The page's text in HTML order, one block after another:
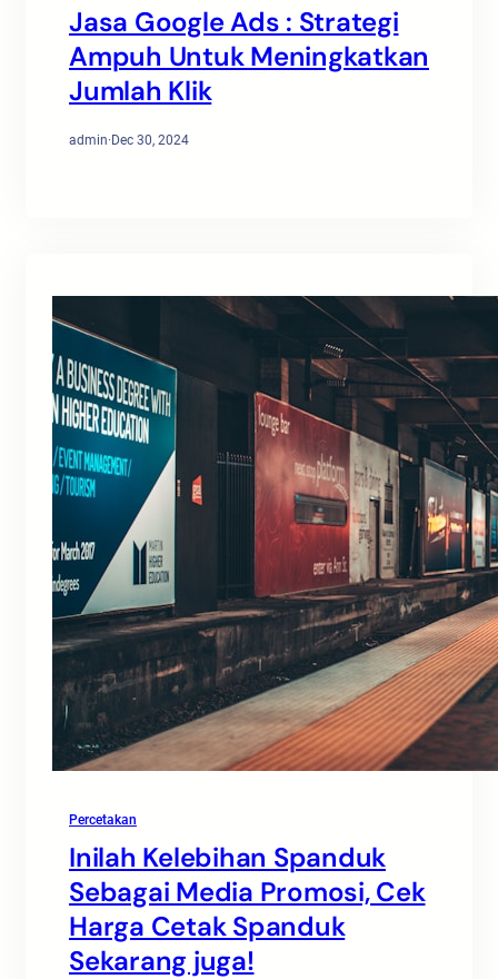
Jasa Google Ads : Strategi
Ampuh Untuk Meningkatkan
Jumlah Klik
admin·Dec 30, 2024
Percetakan
Inilah Kelebihan Spanduk
Sebagai Media Promosi, Cek
Harga Cetak Spanduk
Sekarang juga!